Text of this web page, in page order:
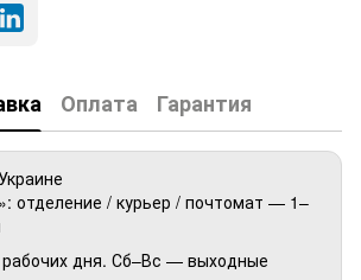
Оплата Гарантия
отделение / курьер / почтомат — 1–
дня. Сб–Вс — выходные